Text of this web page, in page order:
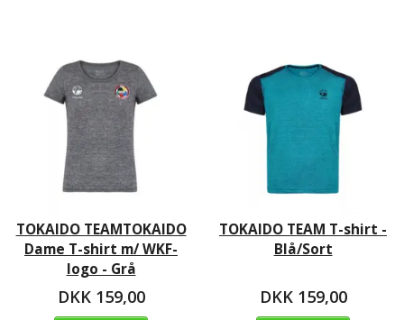
TOKAIDO TEAMTOKAIDO
Dame T-shirt m/ WKF-
logo - Grå
DKK 159,00
TOKAIDO TEAM T-shirt -
Blå/Sort
DKK 159,00